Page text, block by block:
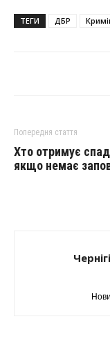
ТЕГИ ДБР
Попередня стаття
Хто отримує
якщо немає